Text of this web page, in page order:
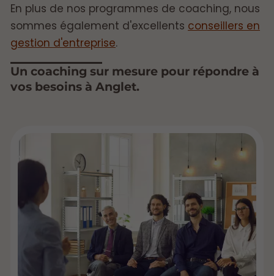
En plus de nos programmes de coaching, nous
sommes également d'excellents conseillers en
gestion d'entreprise.
Un coaching sur mesure pour répondre à
vos besoins à Anglet.